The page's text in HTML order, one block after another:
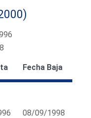
Fecha Baja
08/09/1998